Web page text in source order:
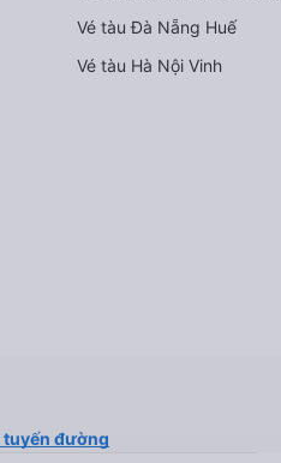
Vé tàu Đà Nẵng Huế
Vé tàu Hà Nội Vinh
tuyến đường